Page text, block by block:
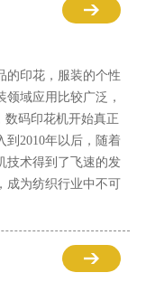
的印花，服装的个性
域应用比较广泛，
数码印花机开始真正
到2010年以后，随着
技术得到了飞速的发
成为纺织行业中不可